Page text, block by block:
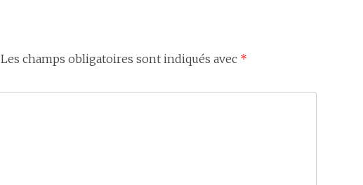
Les champs obligatoires sont indiqués avec *